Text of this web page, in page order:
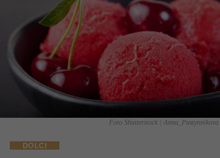
Foto Shutterstock | Anna_Pustynnikova
DOLCI